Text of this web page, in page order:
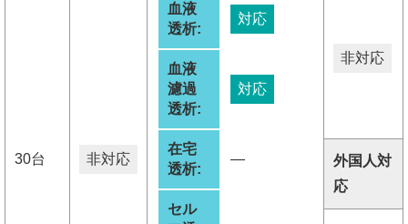
30台 非対応
血液
透析:
対応
血液
濾過
透析:
対応
在宅
透析:
―
セル
非対応
外国人対
応